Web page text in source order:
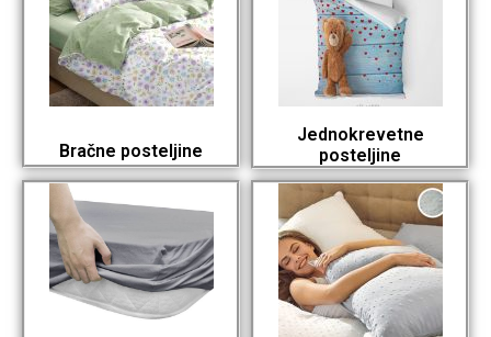
Bračne posteljine
Jednokrevetne
posteljine